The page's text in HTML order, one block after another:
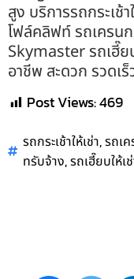
สูง บริการรถกระเช้
โฟล์คลิฟท์ รถเครน
Skymaster รถเฮี๊ย
อาชีพ สะดวก รวดเ
Post Views:469
รถกระเช้าให้เช่า,รถเค
ทรับจ้าง,รถเฮี๊ยบให้เ